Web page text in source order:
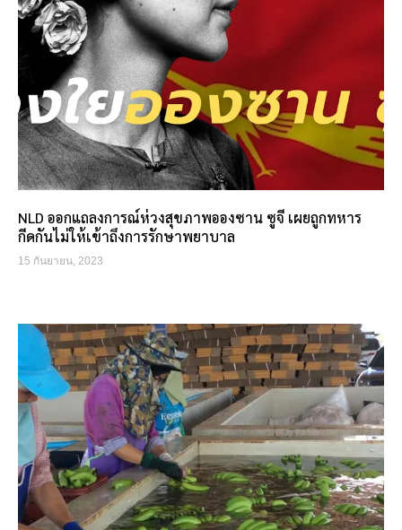
NLD ออกแถลงการณ์ห่วงสุขภาพอองซาน ซูจี เผยถูกทหาร
กีดกันไม่ให้เข้าถึงการรักษาพยาบาล
15 กันยายน, 2023